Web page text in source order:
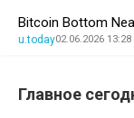
Bitcoin Bottom
u.today02.06.2026 13:28
Главное